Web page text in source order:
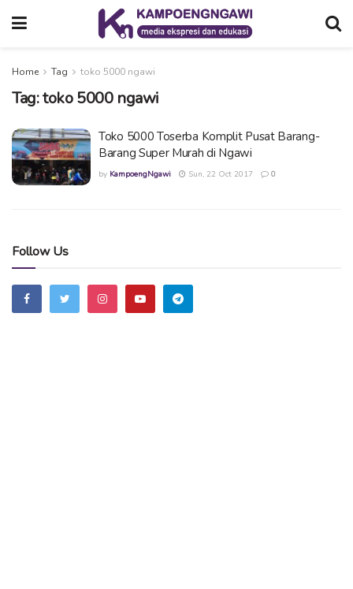
Home Tag toko 5000 ngawi
Tag:toko 5000 ngawi
Toko 5000 Toserba Komplit Pusat Barang-
Barang Super Murah di Ngawi
by KampoengNgawi Sun, 22 Oct 2017 0
Follow Us